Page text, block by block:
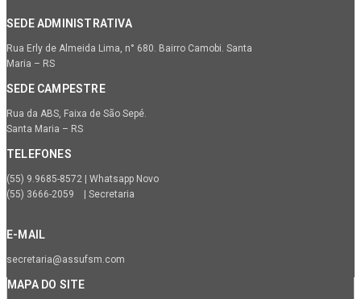
SEDE ADMINISTRATIVA
Rua Erly de Almeida Lima, n° 680. Bairro Camobi. Santa
Maria – RS
SEDE CAMPESTRE
Rua da ABS, Faixa de São Sepé.
Santa Maria – RS
TELEFONES
(55) 9.9685-8572 | Whatsapp Novo
(55) 3666-2059 | Secretaria
E-MAIL
secretaria@assufsm.com
MAPA DO SITE